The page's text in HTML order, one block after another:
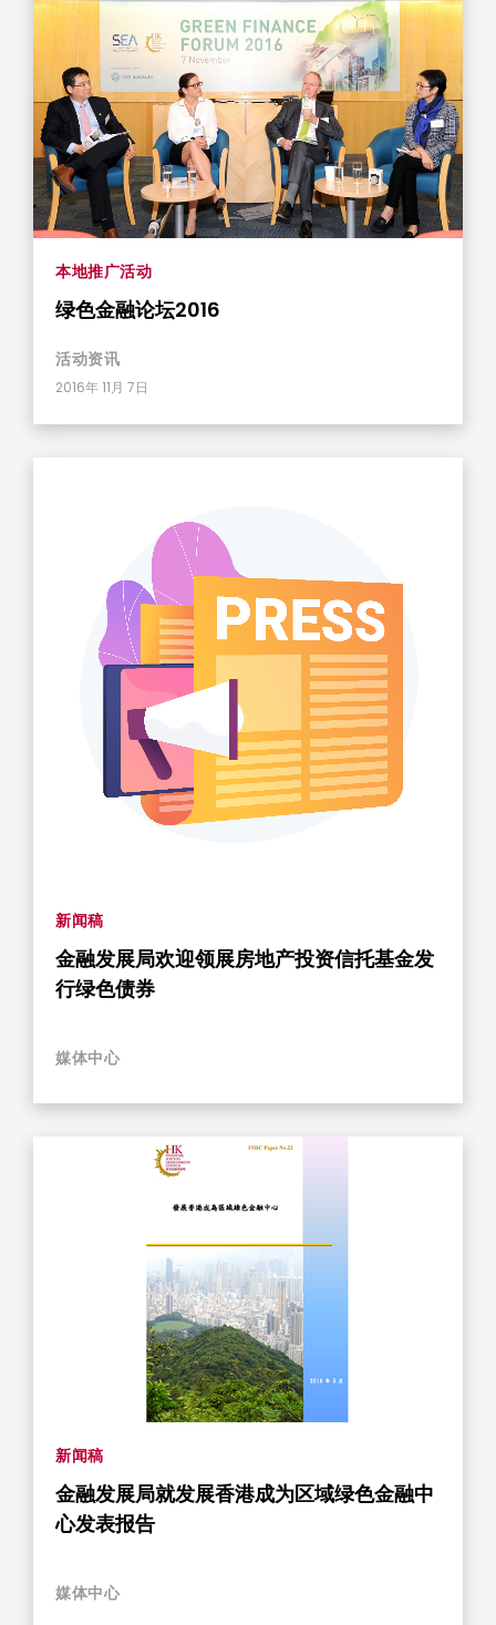
本地推广活动
绿色金融论坛2016
活动资​​讯
2016年 11月 7日
新闻稿
金融发展局欢迎领展房地产投资信托基金发
行绿色债券
媒体中心
新闻稿
金融发展局就发展香港成为区域绿色金融中
心发表报告
媒体中心